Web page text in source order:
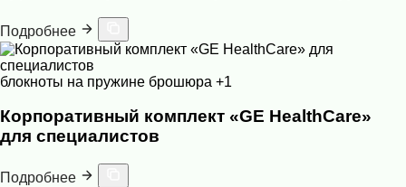
Подробнее
блокноты на пружине брошюра +1
Корпоративный комплект «GE HealthCare»
для специалистов
Подробнее